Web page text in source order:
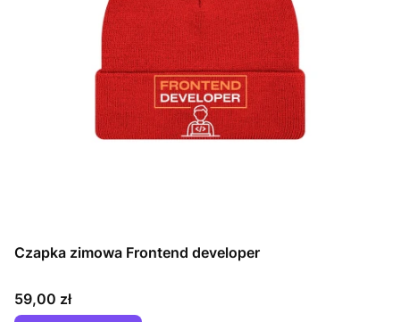
Czapka zimowa Frontend developer
Cena
59,00 zł